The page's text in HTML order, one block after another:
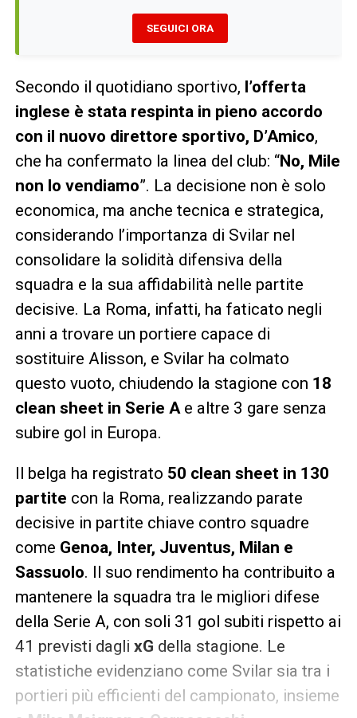
SEGUICI ORA
Secondo il quotidiano sportivo, l’offerta
inglese è stata respinta in pieno accordo
con il nuovo direttore sportivo, D’Amico,
che ha confermato la linea del club: “No, Mile
non lo vendiamo”. La decisione non è solo
economica, ma anche tecnica e strategica,
considerando l’importanza di Svilar nel
consolidare la solidità difensiva della
squadra e la sua affidabilità nelle partite
decisive. La Roma, infatti, ha faticato negli
anni a trovare un portiere capace di
sostituire Alisson, e Svilar ha colmato
questo vuoto, chiudendo la stagione con 18
clean sheet in Serie Ae altre 3 gare senza
subire gol in Europa.
Il belga ha registrato 50 clean sheet in 130
partite con la Roma, realizzando parate
decisive in partite chiave contro squadre
come Genoa, Inter, Juventus, Milan e
Sassuolo. Il suo rendimento ha contribuito a
mantenere la squadra tra le migliori difese
della Serie A, con soli 31 gol subiti rispetto ai
41 previsti dagli xG della stagione. Le
statistiche evidenziano come Svilar sia tra i
portieri più efficienti del campionato, insieme